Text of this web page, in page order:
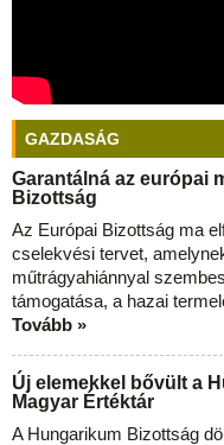
GAZDASÁG
Garantálná az európai
Bizottság
Az Európai Bizottság ma
cselekvési tervet,
műtrágyahiánnyal
támogatása, a hazai
Tovább »
Új elemekkel bővült a
Magyar Értéktár
A Hungarikum Bizottság